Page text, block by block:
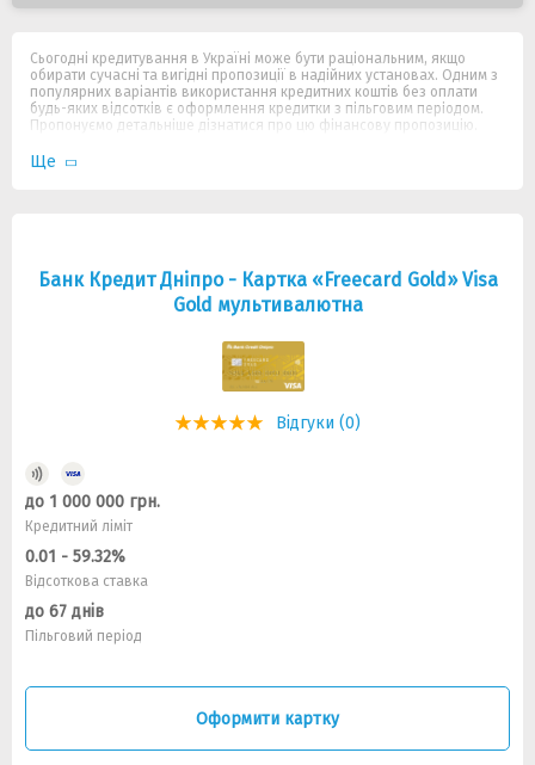
Сьогодні кредитування в Україні може бути раціональним, якщо
обирати сучасні та вигідні пропозиції в надійних установах. Одним з
популярних варіантів використання кредитних коштів без оплати
будь-яких відсотків є оформлення кредитки з пільговим періодом.
Пропонуємо детальніше дізнатися про цю фінансову пропозицію.
Ще
Банк Кредит Дніпро - Картка «Freecard Gold» Visa
Gold мультивалютна
Відгуки (0)
до 1 000 000 грн.
Кредитний ліміт
0.01 - 59.32%
Відсоткова ставка
до 67 днів
Пільговий період
Оформити картку